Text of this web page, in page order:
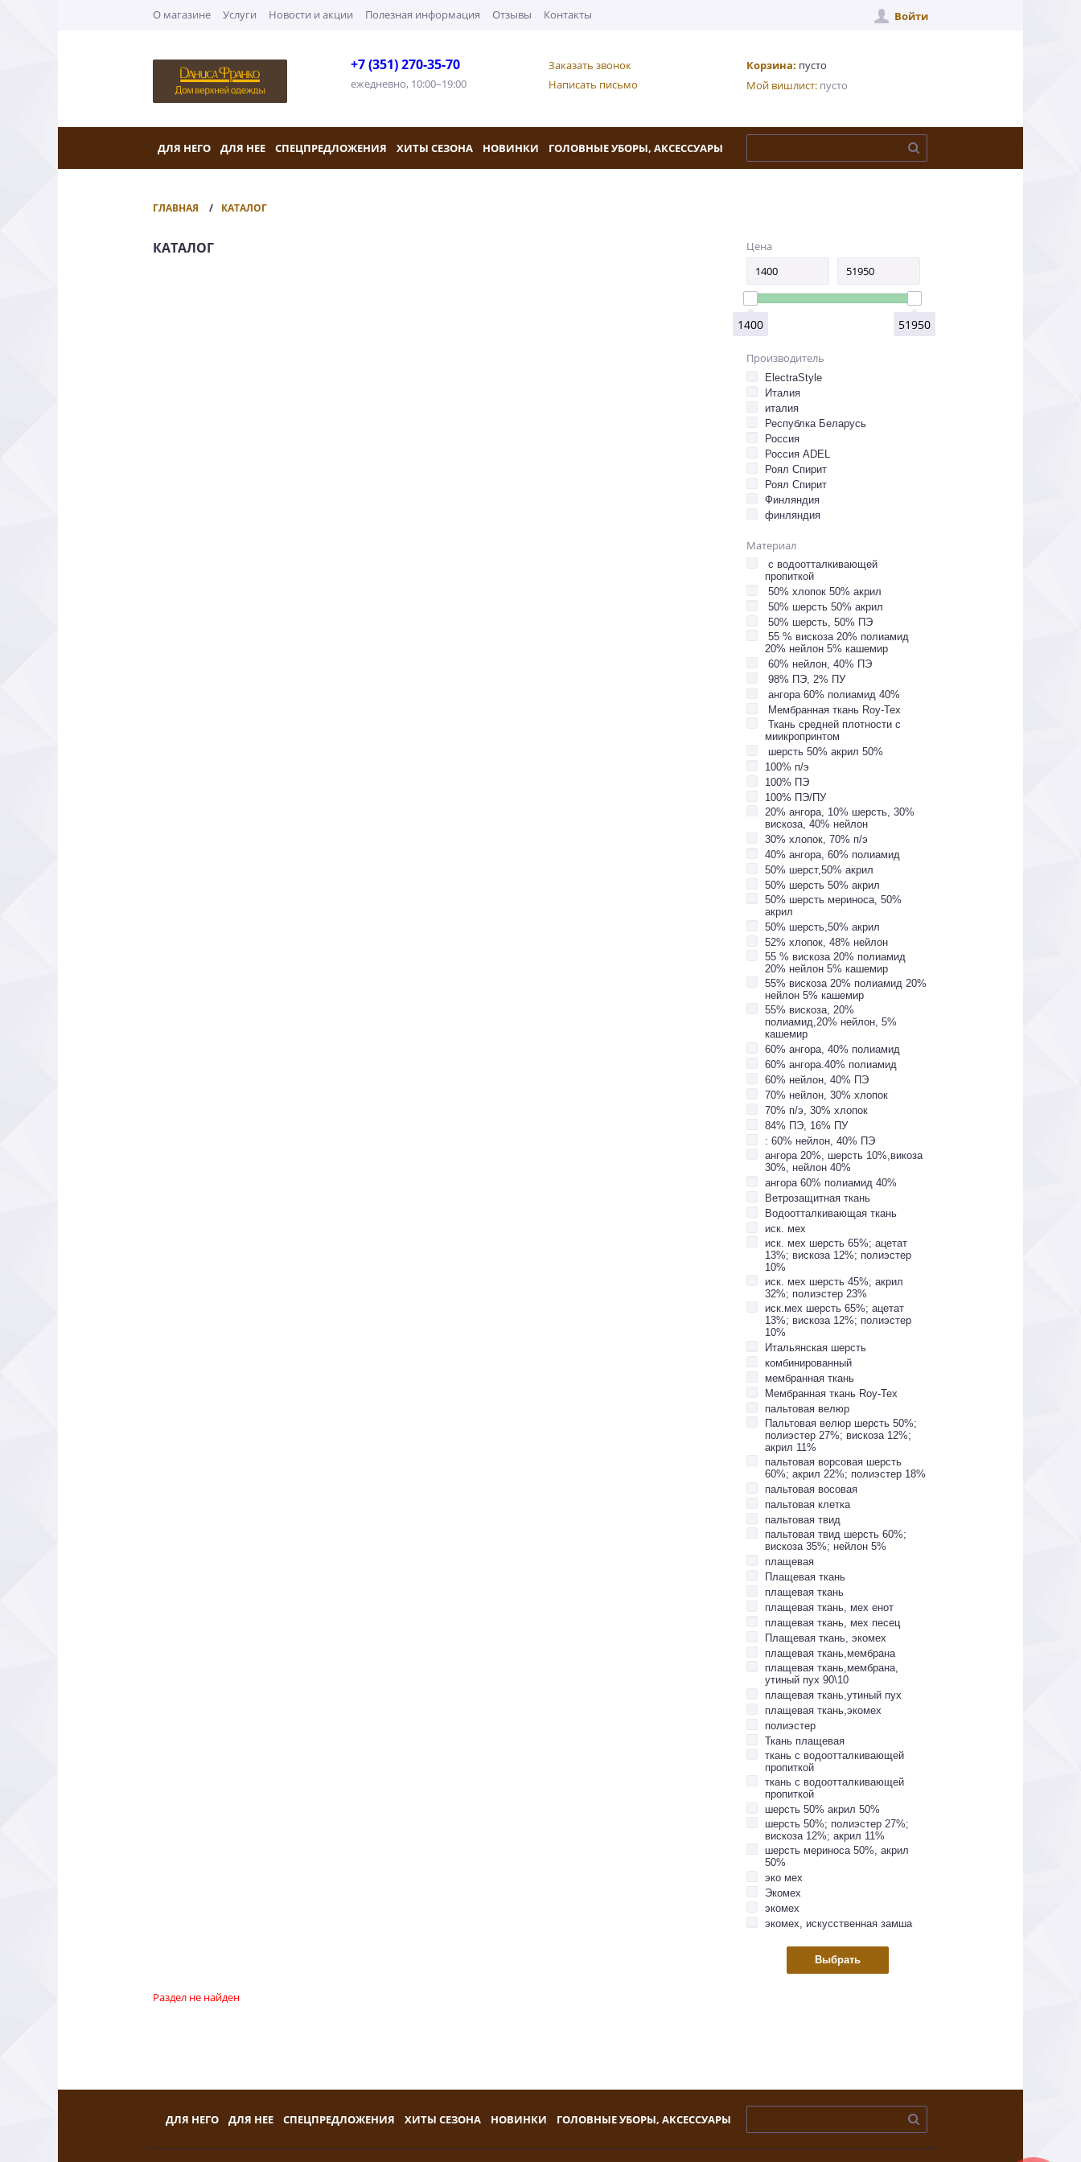
О магазине Услуги Новости и акции Полезная информация Отзывы Контакты Войти
+7 (351) 270-35-70
ежедневно, 10:00–19:00
Заказать звонок
Написать письмо
Корзина: пусто
Мой вишлист: пусто
ДЛЯ НЕГО ДЛЯ НЕЕ СПЕЦПРЕДЛОЖЕНИЯ ХИТЫ СЕЗОНА НОВИНКИ ГОЛОВНЫЕ УБОРЫ, АКСЕССУАРЫ
ГЛАВНАЯ КАТАЛОГ
КАТАЛОГ Цена
1400 51950
Производитель
ElectraStyle
Италия
италия
Республка Беларусь
Россия
Россия ADEL
Роял Спирит
Роял Спирит
Финляндия
финляндия
Материал
с водоотталкивающей
пропиткой
50% хлопок 50% акрил
50% шерсть 50% акрил
50% шерсть, 50% ПЭ
55 % вискоза 20% полиамид
20% нейлон 5% кашемир
60% нейлон, 40% ПЭ
98% ПЭ, 2% ПУ
ангора 60% полиамид 40%
Мембранная ткань Roy-Tex
Ткань средней плотности с
миикропринтом
шерсть 50% акрил 50%
100% п/э
100% ПЭ
100% ПЭ/ПУ
20% ангора, 10% шерсть, 30%
вискоза, 40% нейлон
30% хлопок, 70% п/э
40% ангора, 60% полиамид
50% шерст,50% акрил
50% шерсть 50% акрил
50% шерсть мериноса, 50%
акрил
50% шерсть,50% акрил
52% хлопок, 48% нейлон
55 % вискоза 20% полиамид
20% нейлон 5% кашемир
55% вискоза 20% полиамид 20%
нейлон 5% кашемир
55% вискоза, 20%
полиамид,20% нейлон, 5%
кашемир
60% ангора, 40% полиамид
60% ангора.40% полиамид
60% нейлон, 40% ПЭ
70% нейлон, 30% хлопок
70% п/э, 30% хлопок
84% ПЭ, 16% ПУ
: 60% нейлон, 40% ПЭ
ангора 20%, шерсть 10%,викоза
30%, нейлон 40%
ангора 60% полиамид 40%
Ветрозащитная ткань
Водоотталкивающая ткань
иск. мех
иск. мех шерсть 65%; ацетат
13%; вискоза 12%; полиэстер
10%
иск. мех шерсть 45%; акрил
32%; полиэстер 23%
иск.мех шерсть 65%; ацетат
13%; вискоза 12%; полиэстер
10%
Итальянская шерсть
комбинированный
мембранная ткань
Мембранная ткань Roy-Tex
пальтовая велюр
Пальтовая велюр шерсть 50%;
полиэстер 27%; вискоза 12%;
акрил 11%
пальтовая ворсовая шерсть
60%; акрил 22%; полиэстер 18%
пальтовая восовая
пальтовая клетка
пальтовая твид
пальтовая твид шерсть 60%;
вискоза 35%; нейлон 5%
плащевая
Плащевая ткань
плащевая ткань
плащевая ткань, мех енот
плащевая ткань, мех песец
Плащевая ткань, экомех
плащевая ткань,мембрана
плащевая ткань,мембрана,
утиный пух 90\10
плащевая ткань,утиный пух
плащевая ткань,экомех
полиэстер
Ткань плащевая
ткань с водоотталкивающей
пропиткой
ткань с водоотталкивающей
пропиткой
шерсть 50% акрил 50%
шерсть 50%; полиэстер 27%;
вискоза 12%; акрил 11%
шерсть мериноса 50%, акрил
50%
эко мех
Экомех
экомех
экомех, искусственная замша
Раздел не найден
ДЛЯ НЕГО ДЛЯ НЕЕ СПЕЦПРЕДЛОЖЕНИЯ ХИТЫ СЕЗОНА НОВИНКИ ГОЛОВНЫЕ УБОРЫ, АКСЕССУАРЫ